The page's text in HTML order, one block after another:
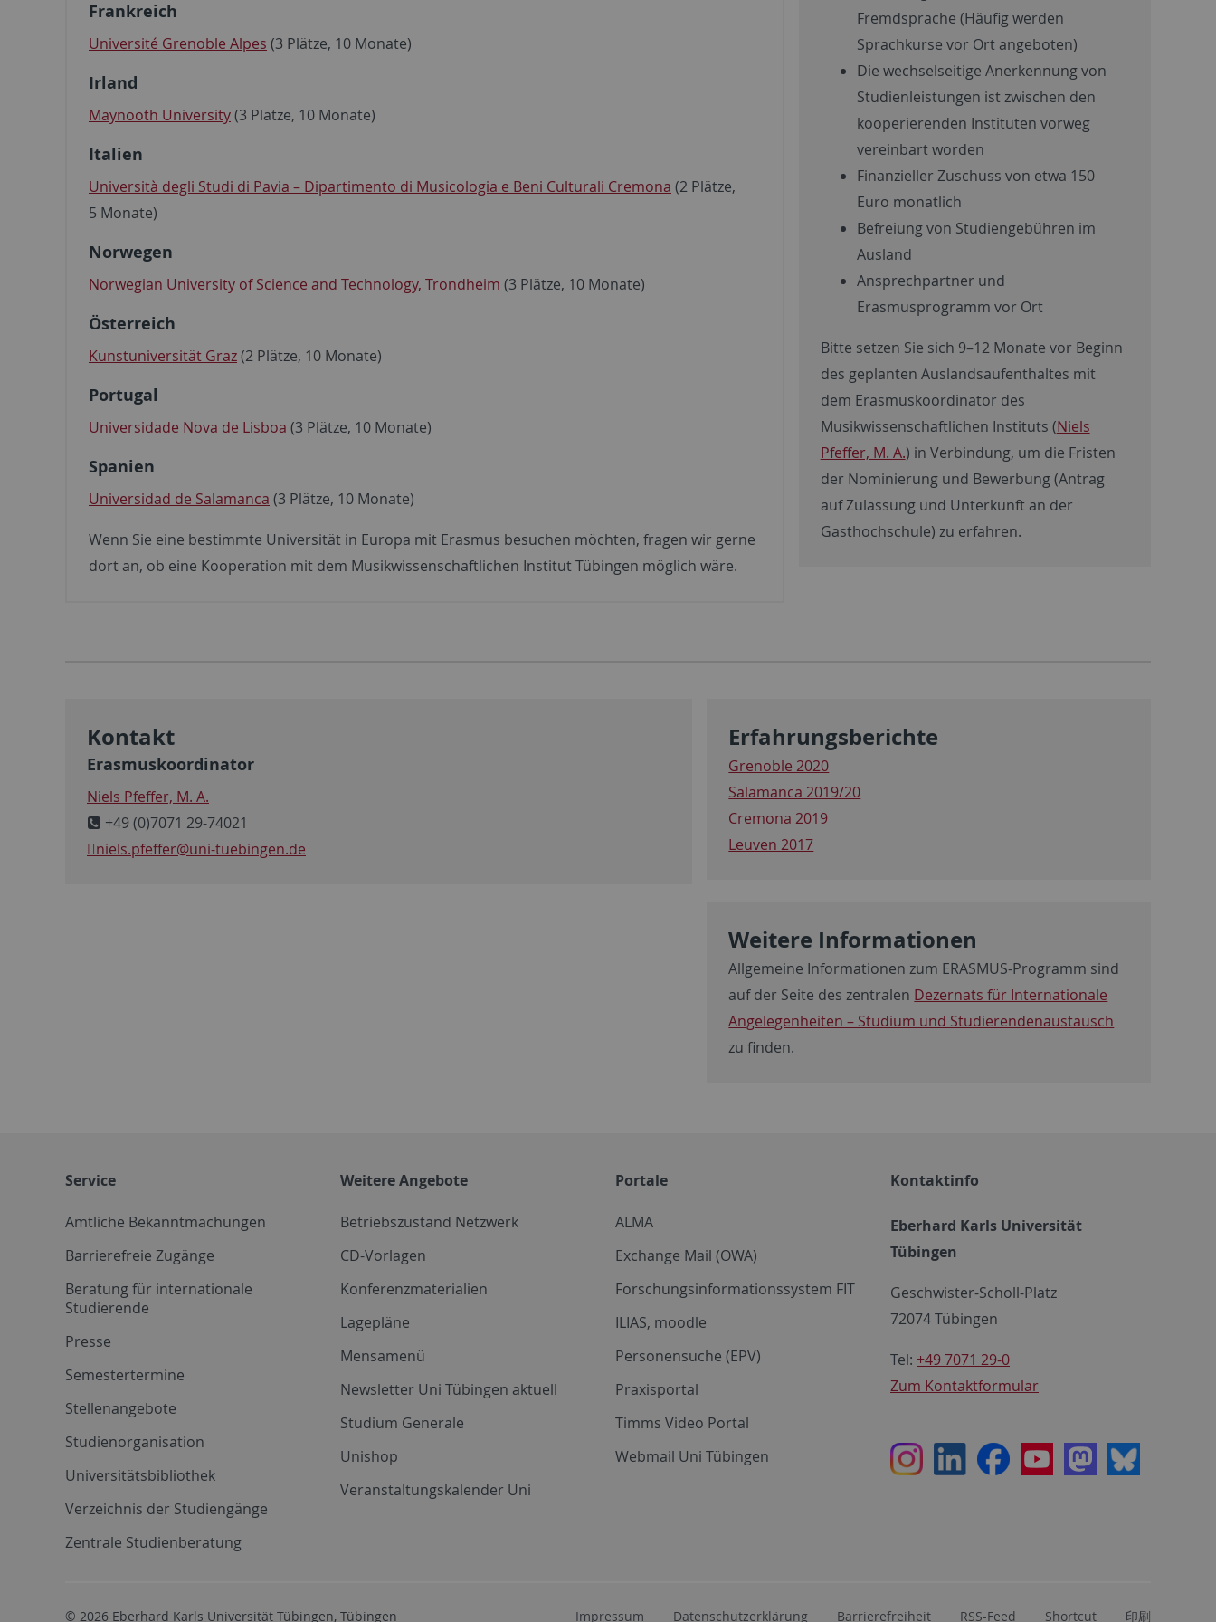
Frankreich
Université Grenoble Alpes (3 Plätze, 10 Monate)
Irland
Maynooth University(3 Plätze, 10 Monate)
Italien
Università degli Studi di Pavia – Dipartimento di Musicologia e Beni Culturali Cremona (2 Plätze,
5 Monate)
Norwegen
Norwegian University of Science and Technology, Trondheim (3 Plätze, 10 Monate)
Österreich
Kunstuniversität Graz(2 Plätze, 10 Monate)
Portugal
Universidade Nova de Lisboa (3 Plätze, 10 Monate)
Spanien
Universidad de Salamanca (3 Plätze, 10 Monate)
Wenn Sie eine bestimmte Universität in Europa mit Erasmus besuchen möchten, fragen wir gerne
dort an, ob eine Kooperation mit dem Musikwissenschaftlichen Institut Tübingen möglich wäre.
Fremdsprache (Häufig werden
Sprachkurse vor Ort angeboten)
Die wechselseitige Anerkennung von
Studienleistungen ist zwischen den
kooperierenden Instituten vorweg
vereinbart worden
Finanzieller Zuschuss von etwa 150
Euro monatlich
Befreiung von Studiengebühren im
Ausland
Ansprechpartner und
Erasmusprogramm vor Ort
Bitte setzen Sie sich 9–12 Monate vor Beginn
des geplanten Auslandsaufenthaltes mit
dem Erasmuskoordinator des
Musikwissenschaftlichen Instituts (Niels
Pfeffer, M. A.) in Verbindung, um die Fristen
der Nominierung und Bewerbung (Antrag
auf Zulassung und Unterkunft an der
Gasthochschule) zu erfahren.
Kontakt
Erasmuskoordinator
Niels Pfeffer, M. A.
+49 (0)7071 29-74021
niels.pfeffer@uni-tuebingen.de
Erfahrungsberichte
Grenoble 2020
Salamanca 2019/20
Cremona 2019
Leuven 2017
Weitere Informationen
Allgemeine Informationen zum ERASMUS-Programm sind
auf der Seite des zentralen Dezernats für Internationale
Angelegenheiten – Studium und Studierendenaustausch
zu finden.
Service
Amtliche Bekanntmachungen
Barrierefreie Zugänge
Beratung für internationale
Studierende
Presse
Semestertermine
Stellenangebote
Studienorganisation
Universitätsbibliothek
Verzeichnis der Studiengänge
Zentrale Studienberatung
Weitere Angebote
Betriebszustand Netzwerk
CD-Vorlagen
Konferenzmaterialien
Lagepläne
Mensamenü
Newsletter Uni Tübingen aktuell
Studium Generale
Unishop
Veranstaltungskalender Uni
Portale
ALMA
Exchange Mail (OWA)
Forschungsinformationssystem FIT
ILIAS, moodle
Personensuche (EPV)
Praxisportal
Timms Video Portal
Webmail Uni Tübingen
Kontaktinfo
Eberhard Karls Universität
Tübingen
Geschwister-Scholl-Platz
72074 Tübingen
Tel: +49 7071 29-0
Zum Kontaktformular
InstagramLinkedInFacebookYoutubeMastodon
Bluesky
© 2026 Eberhard Karls Universität Tübingen, Tübingen Impressum Datenschutzerklärung Barrierefreiheit RSS-Feed Shortcut 印刷